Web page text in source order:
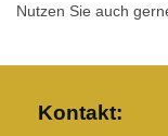
Nutzen Sie auch
Kontakt: